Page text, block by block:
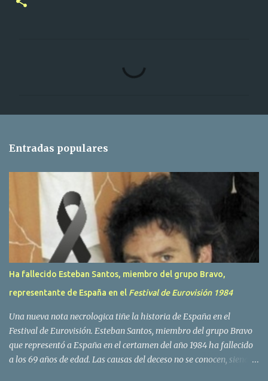
r
s
Entradas populares
Ha fallecido Esteban Santos, miembro del grupo Bravo,
representante de España en el Festival de Eurovisión 1984
Una nueva nota necrologica tiñe la historia de España en el
Festival de Eurovisión. Esteban Santos, miembro del grupo Bravo
que representó a España en el certamen del año 1984 ha fallecido
a los 69 años de edad. Las causas del deceso no se conocen, siendo